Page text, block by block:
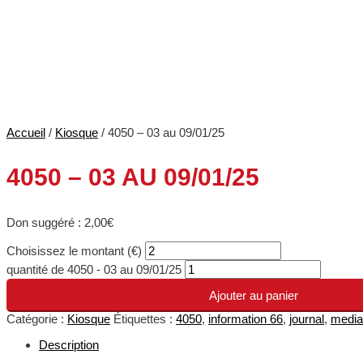
Accueil / Kiosque / 4050 – 03 au 09/01/25
4050 – 03 AU 09/01/25
Don suggéré : 2,00€
Choisissez le montant (€)
quantité de 4050 - 03 au 09/01/25
Ajouter au panier
Catégorie : Kiosque Étiquettes : 4050, information 66, journal, media
Description